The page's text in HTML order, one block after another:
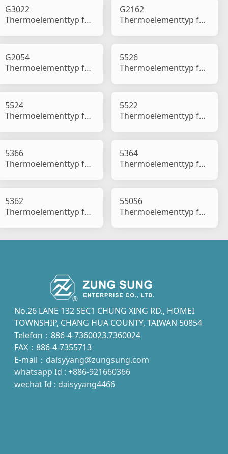
G3022
Thermoelementtyp für
Motorradblinker
G2162
Thermoelementtyp für
Motorradblinker
G2054
Thermoelementtyp für
Motorradblinker
5526
Thermoelementtyp für
Motorradblinker
5524
Thermoelementtyp für
Motorradblinker
5522
Thermoelementtyp für
Motorradblinker
5366
Thermoelementtyp für
Motorradblinker
5364
Thermoelementtyp für
Motorradblinker
5362
Thermoelementtyp für
550S6
Thermoelementtyp für
No.26 LANE 132 SEC1 CHUNG XING RD., HOMEI
TOWNSHIP, CHANG HUA COUNTY, TAIWAN 50854
Telefon：886-4-7360023.7360024
FAX：886-4-7355713
E-mail： daisyyang@zungsung.com
whatsapp Id : +886-921660366
wechat Id : daisyyang4466